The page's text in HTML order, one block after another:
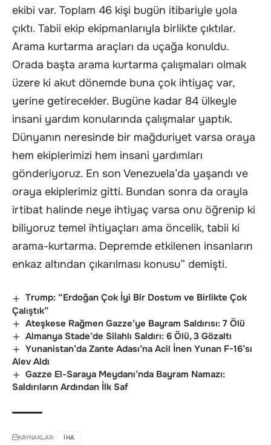
ekibi var. Toplam 46 kişi bugün itibariyle yola
çıktı. Tabii ekip ekipmanlarıyla birlikte çıktılar.
Arama kurtarma araçları da uçağa konuldu.
Orada başta arama kurtarma çalışmaları olmak
üzere ki akut dönemde buna çok ihtiyaç var,
yerine getirecekler. Bugüne kadar 84 ülkeyle
insani yardım konularında çalışmalar yaptık.
Dünyanın neresinde bir mağduriyet varsa oraya
hem ekiplerimizi hem insani yardımları
gönderiyoruz. En son Venezuela’da yaşandı ve
oraya ekiplerimiz gitti. Bundan sonra da orayla
irtibat halinde neye ihtiyaç varsa onu öğrenip ki
biliyoruz temel ihtiyaçları ama öncelik, tabii ki
arama-kurtarma. Depremde etkilenen insanların
enkaz altından çıkarılması konusu” demişti.
Trump: “Erdoğan Çok İyi Bir Dostum ve Birlikte Çok
Çalıştık”
Ateşkese Rağmen Gazze’ye Bayram Saldırısı: 7 Ölü
Almanya Stade’de Silahlı Saldırı: 6 Ölü, 3 Gözaltı
Yunanistan’da Zante Adası’na Acil İnen Yunan F-16’sı
Alev Aldı
Gazze El-Saraya Meydanı’nda Bayram Namazı:
Saldırıların Ardından İlk Saf
KAYNAKLAR: IHA